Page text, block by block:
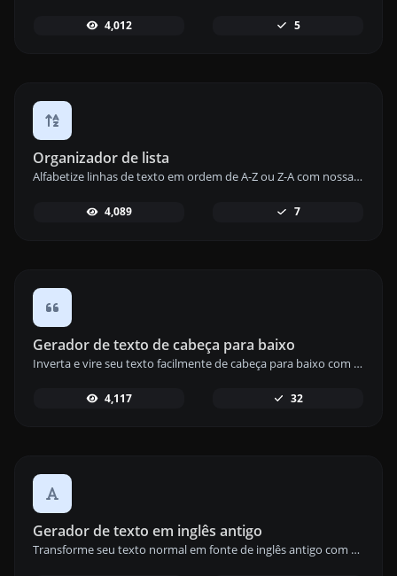
4,012 5
Organizador de lista
Alfabetize linhas de texto em ordem de A-Z ou Z-A com nossa ferramenta de alfabetização de listas para um conteúdo organizado e ordenado.
4,089 7
Gerador de texto de cabeça para baixo
Inverta e vire seu texto facilmente de cabeça para baixo com nossa ferramenta geradora de texto de cabeça para baixo para um efeito divertido e único.
4,117 32
Gerador de texto em inglês antigo
Transforme seu texto normal em fonte de inglês antigo com nossa ferramenta geradora de texto em inglês antigo para um visual clássico.